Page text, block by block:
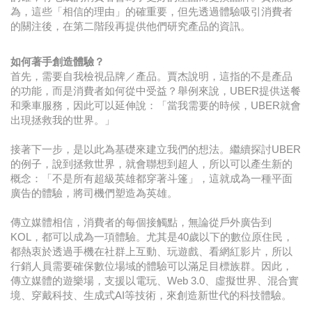
為，這些「相信的理由」的確重要，但先透過體驗吸引消費者
的關注後，在第二階段再提供他們研究產品的資訊。
如何著手創造體驗？
首先，需要自我檢視品牌／產品。賈杰說明，這指的不是產品
的功能，而是消費者如何從中受益？舉例來說，UBER提供送餐
和乘車服務，因此可以延伸說：「當我需要的時候，UBER就會
出現拯救我的世界。」
接著下一步，是以此為基礎來建立我們的想法。繼續探討UBER
的例子，說到拯救世界，就會聯想到超人，所以可以產生新的
概念：「不是所有超級英雄都穿著斗篷」，這就成為一種平面
廣告的體驗，將司機們塑造為英雄。
傳立媒體相信，消費者的每個接觸點，無論從戶外廣告到
KOL，都可以成為一項體驗。尤其是40歲以下的數位原住民，
都熱衷於透過手機在社群上互動、玩遊戲、看網紅影片，所以
行銷人員需要確保數位場域的體驗可以滿足目標族群。因此，
傳立媒體的遊樂場，支援以電玩、Web 3.0、虛擬世界、混合實
境、穿戴科技、生成式AI等技術，來創造新世代的科技體驗。